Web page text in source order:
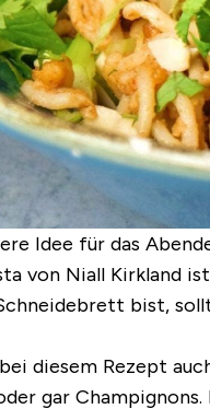
Idee für das
von Niall Kirkland
bist,
diesem Rezept
gar Champignons.